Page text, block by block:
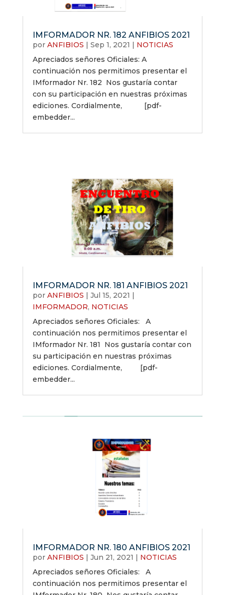
IMFORMADOR NR. 182 ANFIBIOS 2021
por ANFIBIOS | Sep 1, 2021 | NOTICIAS
Apreciados señores Oficiales: A
continuación nos permitimos presentar el
IMformador Nr. 182 Nos gustaría contar
con su participación en nuestras próximas
ediciones. Cordialmente, [pdf-
embedder...
IMFORMADOR NR. 181 ANFIBIOS 2021
por ANFIBIOS | Jul 15, 2021 |
IMFORMADOR, NOTICIAS
Apreciados señores Oficiales: A
continuación nos permitimos presentar el
IMformador Nr. 181 Nos gustaría contar con
su participación en nuestras próximas
ediciones. Cordialmente, [pdf-
embedder...
IMFORMADOR NR. 180 ANFIBIOS 2021
por ANFIBIOS Jun 21, 2021
NOTICIAS
Apreciados señores Oficiales: A
continuación nos permitimos presentar el